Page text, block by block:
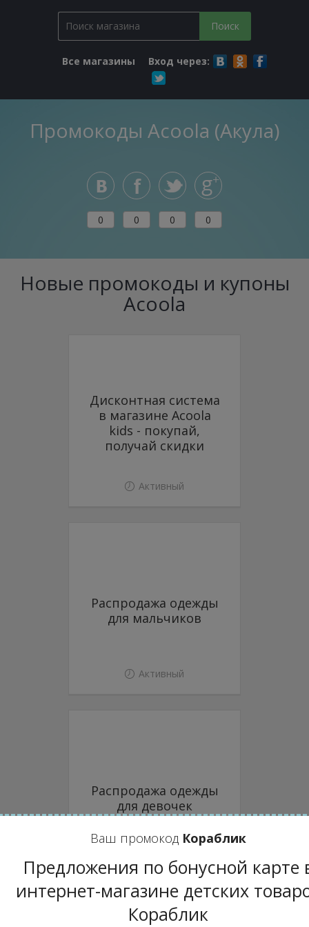
Все магазины Вход через:
Промокоды Acoola (Акула)
0 0 0 0
Новые промокоды и купоны
Acoola
Дисконтная система
в магазине Acoola
kids - покупай,
получай скидки
Активный
Распродажа одежды
для мальчиков
Активный
Распродажа одежды
для девочек
Активный
Ваш промокод Кораблик
Предложения по бонусной карте
интернет-магазине детских
Кораблик